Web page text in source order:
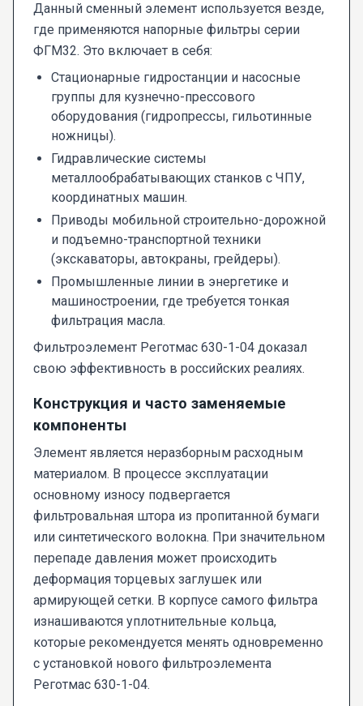
Данный сменный элемент используется везде,
где применяются напорные фильтры серии
ФГМ32. Это включает в себя:
Стационарные гидростанции и насосные
группы для кузнечно-прессового
оборудования (гидропрессы, гильотинные
ножницы).
Гидравлические системы
металлообрабатывающих станков с ЧПУ,
координатных машин.
Приводы мобильной строительно-дорожной
и подъемно-транспортной техники
(экскаваторы, автокраны, грейдеры).
Промышленные линии в энергетике и
машиностроении, где требуется тонкая
фильтрация масла.
Фильтроэлемент Реготмас 630-1-04 доказал
свою эффективность в российских реалиях.
Конструкция и часто заменяемые
компоненты
Элемент является неразборным расходным
материалом. В процессе эксплуатации
основному износу подвергается
фильтровальная штора из пропитанной бумаги
или синтетического волокна. При значительном
перепаде давления может происходить
деформация торцевых заглушек или
армирующей сетки. В корпусе самого фильтра
изнашиваются уплотнительные кольца,
которые рекомендуется менять одновременно
с установкой нового фильтроэлемента
Реготмас 630-1-04.